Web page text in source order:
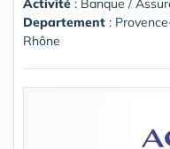
Departement :
Rhône